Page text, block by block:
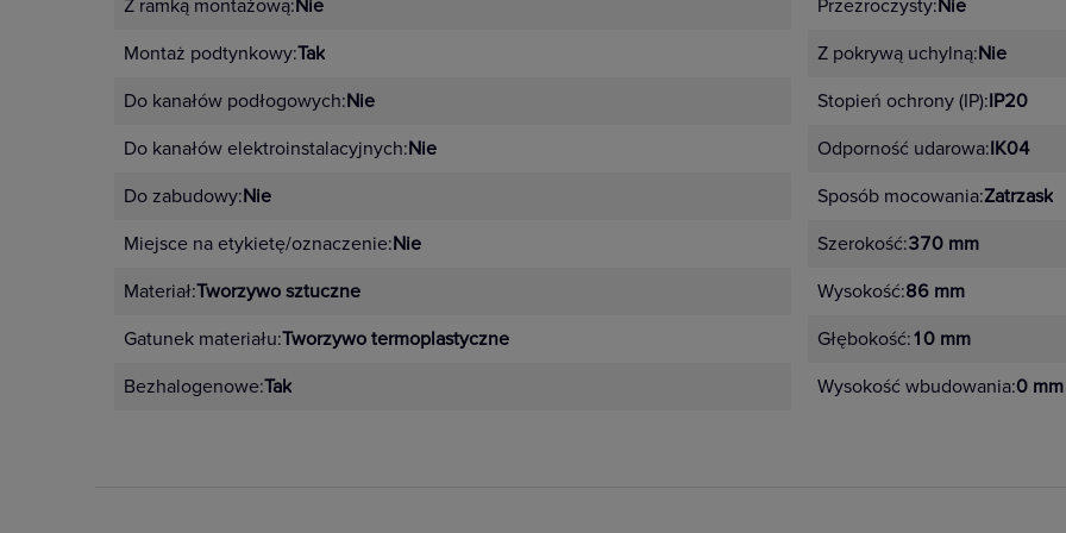
Pastelowe odcienie – pudrowy róż, miętowy, perłowy
Nowoczesne kolory imitujące metal – stalowy, aluminium, stal szczotkowana, aluminium
dopasowania,
znaki pozycji ON/OFF
powiększony obszar pozycjonowania,
Z ramką montażową:Nie
Montaż podtynkowy:Tak
Do kanałów podłogowych:Nie
Do kanałów elektroinstalacyjnych:Nie
Do zabudowy:Nie
Miejsce na etykietę/oznaczenie:Nie
Materiał:Tworzywo sztuczne
Gatunek materiału:Tworzywo termoplastyczne
Bezhalogenowe:Tak
Przezroczysty:Nie
Z pokrywą uchylną:Nie
Stopień ochrony (IP):IP20
Odporność udarowa:IK04
Sposób mocowania:Zatrzask
Szerokość:370 mm
Wysokość:86 mm
Głębokość:10 mm
Wysokość wbudowania:0 mm